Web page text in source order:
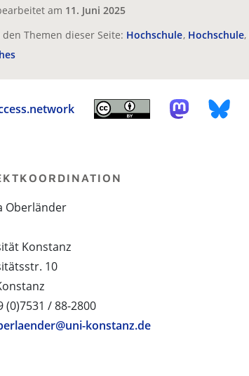
am 11. Juni 2025
Themen dieser Seite: Hochschule Hochschule
Oberländer
Konstanz
10
(0)7531 / 88-2800
konstanz.de